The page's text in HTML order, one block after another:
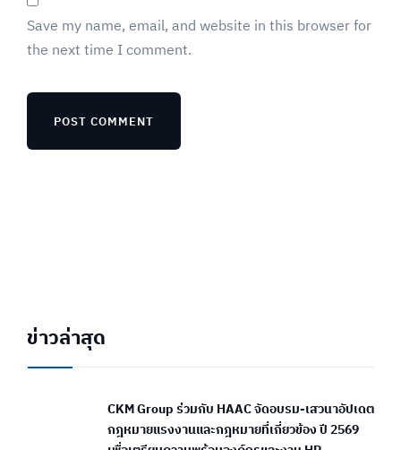
Save my name, email, and website in this browser for
the next time I comment.
ข่าวล่าสุด
CKM Group ร่วมกับ HAAC จัดอบรม-เสวนาอัปเดต
กฎหมายแรงงานและกฎหมายที่เกี่ยวข้อง ปี 2569